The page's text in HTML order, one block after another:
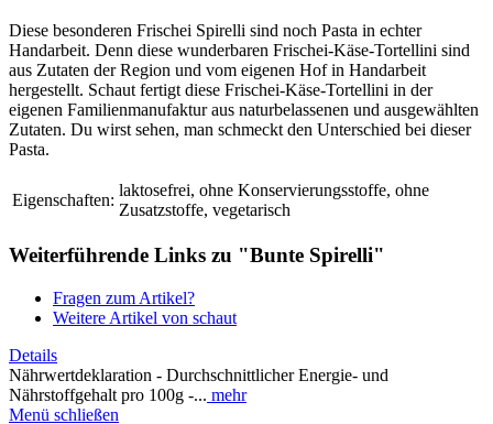
Diese besonderen Frischei Spirelli sind noch Pasta in echter
Handarbeit. Denn diese wunderbaren Frischei-Käse-Tortellini sind
aus Zutaten der Region und vom eigenen Hof in Handarbeit
hergestellt. Schaut fertigt diese Frischei-Käse-Tortellini in der
eigenen Familienmanufaktur aus naturbelassenen und ausgewählten
Zutaten. Du wirst sehen, man schmeckt den Unterschied bei dieser
Pasta.
Eigenschaften:
laktosefrei, ohne Konservierungsstoffe, ohne
Zusatzstoffe, vegetarisch
Weiterführende Links zu "Bunte Spirelli"
Fragen zum Artikel?
Weitere Artikel von schaut
Details
Nährwertdeklaration - Durchschnittlicher Energie- und
Nährstoffgehalt pro 100g -... mehr
Menü schließen